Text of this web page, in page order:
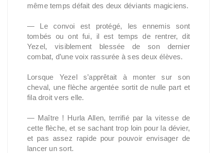
même temps défait des deux déviants magiciens.
— Le convoi est protégé, les ennemis sont
tombés ou ont fui, il est temps de rentrer, dit
Yezel, visiblement blessée de son dernier
combat, d’une voix rassurée à ses deux élèves.
Lorsque Yezel s’apprêtait à monter sur son
cheval, une flèche argentée sortit de nulle part et
fila droit vers elle.
— Maître ! Hurla Allen, terrifié par la vitesse de
cette flèche, et se sachant trop loin pour la dévier,
et pas assez rapide pour pouvoir envisager de
lancer un sort.